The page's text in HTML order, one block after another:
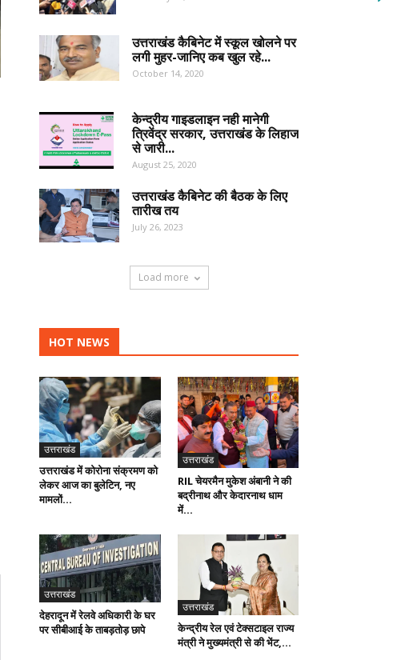
उत्तराखंड कैबिनेट में स्कूल खोलने पर
लगी मुहर-जानिए कब खुल रहे...
October 14, 2020
केन्द्रीय गाइडलाइन नही मानेगी
त्रिवेंद्र सरकार, उत्तराखंड के लिहाज
से जारी...
August 25, 2020
उत्तराखंड कैबिनेट की बैठक के लिए
तारीख तय
July 26, 2023
Load more
HOT NEWS
उत्तराखंड
उत्तराखंड में कोरोना संक्रमण को
लेकर आज का बुलेटिन, नए
मामलों...
उत्तराखंड
RIL चेयरमैन मुकेश अंबानी ने की
बद्रीनाथ और केदारनाथ धाम
में...
उत्तराखंड
देहरादून में रेलवे अधिकारी के घर
पर सीबीआई के ताबड़तोड़ छापे
उत्तराखंड
केन्द्रीय रेल एवं टेक्सटाइल राज्य
मंत्री ने मुख्यमंत्री से की भेंट,...